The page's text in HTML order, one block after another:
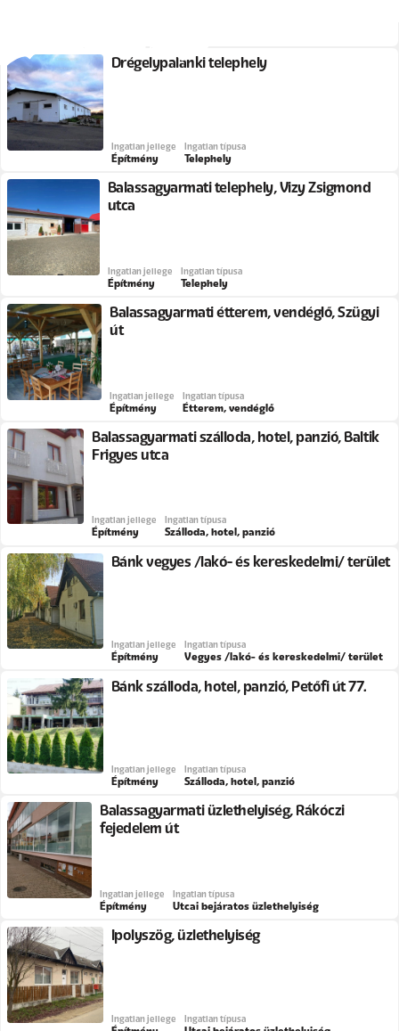
Drégelypalánki telephely
Ingatlan jellege
Építmény
Ingatlan típusa
Telephely
Balassagyarmati telephely, Vizy Zsigmond
utca
Ingatlan jellege
Építmény
Ingatlan típusa
Telephely
Balassagyarmati étterem, vendéglő, Szügyi
út
Ingatlan jellege
Építmény
Ingatlan típusa
Étterem, vendéglő
Balassagyarmati szálloda, hotel, panzió, Baltik
Frigyes utca
Ingatlan jellege
Építmény
Ingatlan típusa
Szálloda, hotel, panzió
Bánk vegyes /lakó- és kereskedelmi/ terület
Ingatlan jellege
Építmény
Ingatlan típusa
Vegyes /lakó- és kereskedelmi/ terület
Bánk szálloda, hotel, panzió, Petőfi út 77.
Ingatlan jellege
Építmény
Ingatlan típusa
Szálloda, hotel, panzió
Balassagyarmati üzlethelyiség, Rákóczi
fejedelem út
Ingatlan jellege
Építmény
Ingatlan típusa
Utcai bejáratos üzlethelyiség
Ipolyszög, üzlethelyiség
Ingatlan jellege Ingatlan típusa